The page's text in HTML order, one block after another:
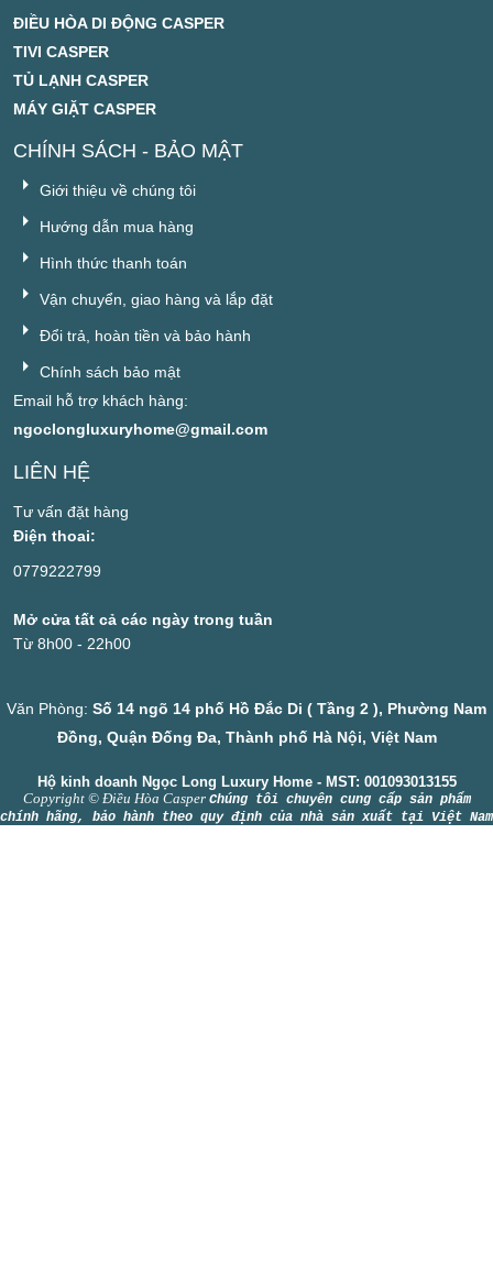
ĐIỀU HÒA DI ĐỘNG CASPER
TIVI CASPER
TỦ LẠNH CASPER
MÁY GIẶT CASPER
CHÍNH SÁCH - BẢO MẬT
Giới thiệu về chúng tôi
Hướng dẫn mua hàng
Hình thức thanh toán
Vận chuyển, giao hàng và lắp đặt
Đổi trả, hoàn tiền và bảo hành
Chính sách bảo mật
Email hỗ trợ khách hàng:
ngoclongluxuryhome@gmail.com
LIÊN HỆ
Tư vấn đặt hàng
Điện thoai:
0779222799
Mở cửa tất cả các ngày trong tuần
Từ 8h00 - 22h00
Văn Phòng: Số 14 ngõ 14 phố Hồ Đắc Di ( Tầng 2 ), Phường Nam
Đồng, Quận Đống Đa, Thành phố Hà Nội, Việt Nam
Hộ kinh doanh Ngọc Long Luxury Home - MST: 001093013155
Copyright © Điều Hòa Casper Chúng tôi chuyên cung cấp sản phẩm
chính hãng, bảo hành theo quy định của nhà sản xuất tại Việt Nam